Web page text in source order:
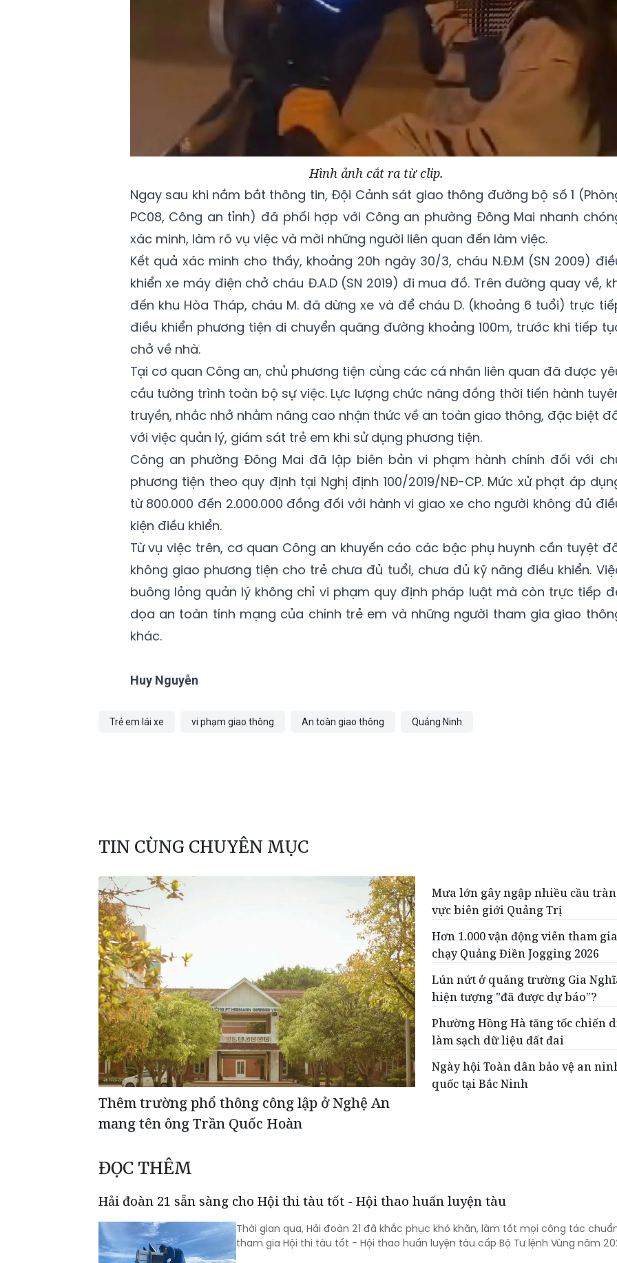
Hình ảnh cắt ra từ clip.
Ngay sau khi nắm bắt thông tin, Đội Cảnh sát giao thông đường bộ số 1
PC08, Công an tỉnh) đã phối hợp với Công an phường Đông Mai nhanh
xác minh, làm rõ vụ việc và mời những người liên quan đến làm việc.
Kết quả xác minh cho thấy, khoảng 20h ngày 30/3, cháu N.Đ.M (SN 2009)
khiển xe máy điện chở cháu Đ.A.D (SN 2019) đi mua đồ. Trên đường quay về,
đến khu Hòa Tháp, cháu M. đã dừng xe và để cháu D. (khoảng 6 tuổi) trực
điều khiển phương tiện di chuyển quãng đường khoảng 100m, trước khi tiếp
chở về nhà.
Tại cơ quan Công an, chủ phương tiện cùng các cá nhân liên quan đã được
cầu tường trình toàn bộ sự việc. Lực lượng chức năng đồng thời tiến hành
truyền, nhắc nhở nhằm nâng cao nhận thức về an toàn giao thông, đặc biệt
với việc quản lý, giám sát trẻ em khi sử dụng phương tiện.
Công an phường Đông Mai đã lập biên bản vi phạm hành chính đối với
phương tiện theo quy định tại Nghị định 100/2019/NĐ-CP. Mức xử phạt áp
từ 800.000 đến 2.000.000 đồng đối với hành vi giao xe cho người không đủ
kiện điều khiển.
Từ vụ việc trên, cơ quan Công an khuyến cáo các bậc phụ huynh cần tuyệt
không giao phương tiện cho trẻ chưa đủ tuổi, chưa đủ kỹ năng điều khiển.
buông lỏng quản lý không chỉ vi phạm quy định pháp luật mà còn trực tiếp
dọa an toàn tính mạng của chính trẻ em và những người tham gia giao
khác.
Huy Nguyễn
Trẻ em lái xe vi phạm giao thông An toàn giao thông Quảng Ninh
TIN CÙNG CHUYÊN MỤC
Thêm trường phổ thông công lập ở Nghệ An
mang tên ông Trần Quốc Hoàn
Mưa lớn gây ngập nhiều cầu
vực biên giới Quảng Trị
Hơn 1.000 vận động viên tham
chạy Quảng Điền Jogging 2026
Lún nứt ở quảng trường Gia
hiện tượng "đã được dự báo”?
Phường Hồng Hà tăng tốc chiến
làm sạch dữ liệu đất đai
Ngày hội Toàn dân bảo vệ an
quốc tại Bắc Ninh
ĐỌC THÊM
Hải đoàn 21 sẵn sàng cho Hội thi tàu tốt - Hội thao huấn luyện tàu
Thời gian qua, Hải đoàn 21 đã khắc phục khó khăn, làm tốt mọi công tác
tham gia Hội thi tàu tốt - Hội thao huấn luyện tàu cấp Bộ Tư lệnh Vùng năm